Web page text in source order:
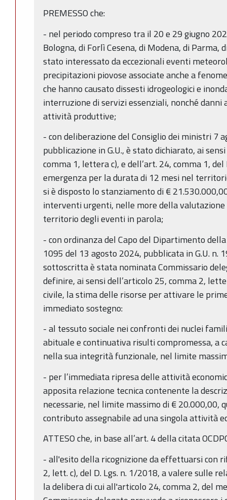
PREMESSO che:
- nel periodo compreso tra il 20 e 29 giugno
Bologna, di Forlì Cesena, di Modena, di Parma,
stato interessato da eccezionali eventi
precipitazioni piovose associate anche a
che hanno causato dissesti idrogeologici e
interruzione di servizi essenziali, nonché
attività produttive;
- con deliberazione del Consiglio dei ministri 7
pubblicazione in G.U., è stato dichiarato, ai
comma 1, lettera c), e dell’art. 24, comma 1,
emergenza per la durata di 12 mesi nel
si è disposto lo stanziamento di €
interventi urgenti, nelle more della
territorio degli eventi in parola;
- con ordinanza del Capo del Dipartimento
1095 del 13 agosto 2024, pubblicata in G.U. n.
sottoscritta è stata nominata Commissario
definire, ai sensi dell’articolo 25, comma 2,
civile, la stima delle risorse per attivare le
immediato sostegno:
- al tessuto sociale nei confronti dei nuclei
abituale e continuativa risulti compromessa, a
nella sua integrità funzionale, nel limite
- per l’immediata ripresa delle attività
apposita relazione tecnica contenente la
necessarie, nel limite massimo di € 20.000,00,
contributo assegnabile ad una singola attività
ATTESO che, in base all’art. 4 della citata
- all'esito della ricognizione da effettuarsi con
2, lett. c), del D. Lgs. n. 1/2018, a valere sulle
la delibera di cui all'articolo 24, comma 2, del